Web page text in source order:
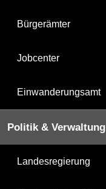
Bürgerämter
Jobcenter
Einwanderungsamt
Politik & Verwaltung
Landesregierung